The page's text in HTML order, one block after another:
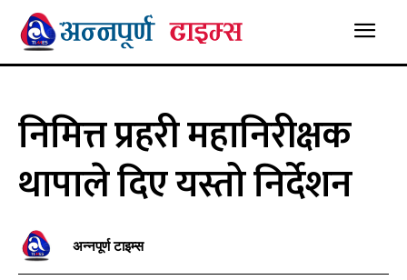
निमित्त प्रहरी महानिरीक्षक
थापाले दिए यस्तो निर्देशन
अन्नपूर्ण टाइम्स